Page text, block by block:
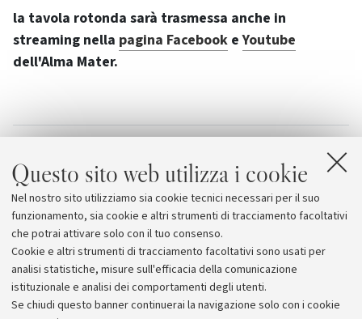
Questo sito web utilizza i cookie
Nel nostro sito utilizziamo sia cookie tecnici necessari per il suo
funzionamento, sia cookie e altri strumenti di tracciamento facoltativi
che potrai attivare solo con il tuo consenso.
Cookie e altri strumenti di tracciamento facoltativi sono usati per
analisi statistiche, misure sull'efficacia della comunicazione
istituzionale e analisi dei comportamenti degli utenti.
Se chiudi questo banner continuerai la navigazione solo con i cookie
la tavola rotonda sarà trasmessa anche in
streaming nella pagina Facebook eYoutube
dell'Alma Mater.
Evento in diretta su Facebook
Evento in diretta su Youtube